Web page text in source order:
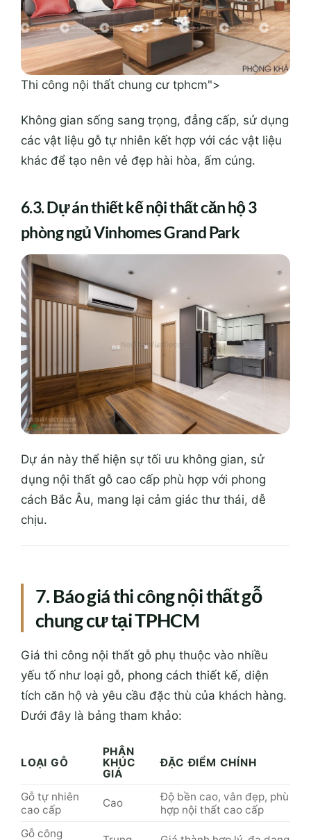
Thi công nội thất chung cư tphcm">
Không gian sống sang trọng, đẳng cấp, sử dụng
các vật liệu gỗ tự nhiên kết hợp với các vật liệu
khác để tạo nên vẻ đẹp hài hòa, ấm cúng.
6.3. Dự án thiết kế nội thất căn hộ 3
phòng ngủ Vinhomes Grand Park
Dự án này thể hiện sự tối ưu không gian, sử
dụng nội thất gỗ cao cấp phù hợp với phong
cách Bắc Âu, mang lại cảm giác thư thái, dễ
chịu.
7. Báo giá thi công nội thất gỗ
chung cư tại TPHCM
Giá thi công nội thất gỗ phụ thuộc vào nhiều
yếu tố như loại gỗ, phong cách thiết kế, diện
tích căn hộ và yêu cầu đặc thù của khách hàng.
Dưới đây là bảng tham khảo:
LOẠI GỖ
PHÂN
KHÚC
GIÁ
ĐẶC ĐIỂM CHÍNH
Gỗ tự nhiên
cao cấp
Cao
Độ bền cao, vân đẹp, phù
hợp nội thất cao cấp
Gỗ công